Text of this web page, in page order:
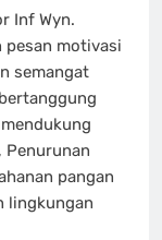
Inf Wyn.
pesan motivasi
semangat
pangan
lingkungan